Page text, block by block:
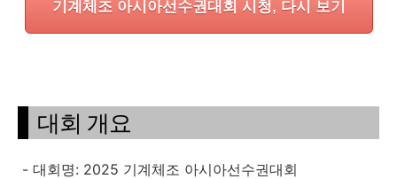
기계체조 아시아선수권대회 시청, 다시 보기
대회 개요
- 대회명: 2025 기계체조 아시아선수권대회